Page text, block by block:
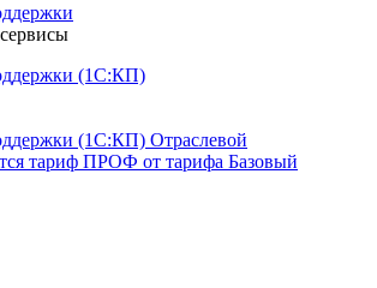
(1С:КП)
(1С:КП) Отраслевой
тариф ПРОФ от тарифа Базовый